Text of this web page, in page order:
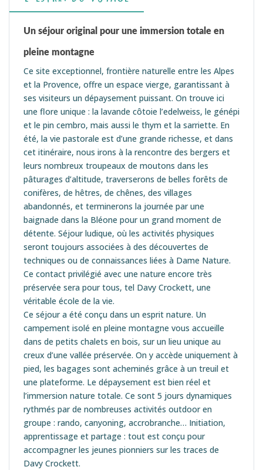
Un séjour original pour une immersion totale en
pleine montagne
Ce site exceptionnel, frontière naturelle entre les Alpes
et la Provence, offre un espace vierge, garantissant à
ses visiteurs un dépaysement puissant. On trouve ici
une flore unique : la lavande côtoie l’edelweiss, le génépi
et le pin cembro, mais aussi le thym et la sarriette. En
été, la vie pastorale est d’une grande richesse, et dans
cet itinéraire, nous irons à la rencontre des bergers et
leurs nombreux troupeaux de moutons dans les
pâturages d’altitude, traverserons de belles forêts de
conifères, de hêtres, de chênes, des villages
abandonnés, et terminerons la journée par une
baignade dans la Bléone pour un grand moment de
détente. Séjour ludique, où les activités physiques
seront toujours associées à des découvertes de
techniques ou de connaissances liées à Dame Nature.
Ce contact privilégié avec une nature encore très
préservée sera pour tous, tel Davy Crockett, une
véritable école de la vie.
Ce séjour a été conçu dans un esprit nature. Un
campement isolé en pleine montagne vous accueille
dans de petits chalets en bois, sur un lieu unique au
creux d’une vallée préservée. On y accède uniquement à
pied, les bagages sont acheminés grâce à un treuil et
une plateforme. Le dépaysement est bien réel et
l’immersion nature totale. Ce sont 5 jours dynamiques
rythmés par de nombreuses activités outdoor en
groupe : rando, canyoning, accrobranche… Initiation,
apprentissage et partage : tout est conçu pour
accompagner les jeunes pionniers sur les traces de
Davy Crockett.